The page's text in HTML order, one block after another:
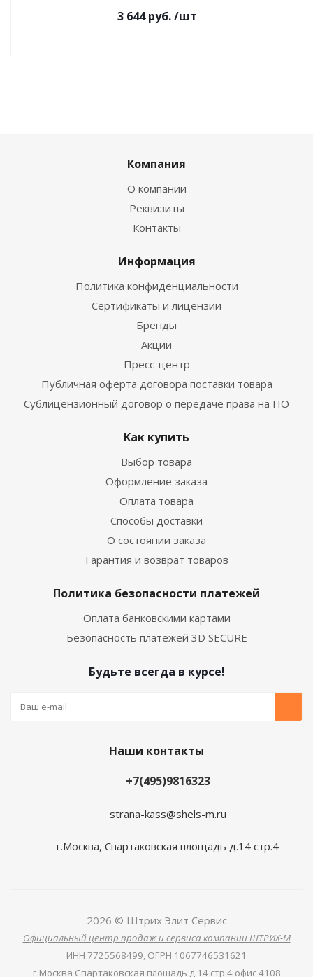
3 644руб./шт
Компания
О компании
Реквизиты
Контакты
Информация
Политика конфиденциальности
Сертификаты и лицензии
Бренды
Акции
Пресс-центр
Публичная оферта договора поставки товара
Сублицензионный договор о передаче права на ПО
Как купить
Выбор товара
Оформление заказа
Оплата товара
Способы доставки
О состоянии заказа
Гарантия и возврат товаров
Политика безопасности платежей
Оплата банковскими картами
Безопасность платежей 3D SECURE
Будьте всегда в курсе!
Наши контакты
+7(495)9816323
strana-kass@shels-m.ru
г.Москва, Спартаковская площадь д.14 стр.4
2026 © Штрих Элит Сервис
Официальный центр продаж и сервиса компании ШТРИХ-М
ИНН 7725568499, ОГРН 1067746531621
г.Москва Спартаковская площадь д.14 стр.4 офис 4108